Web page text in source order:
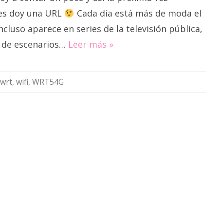
doy una URL
Cada día está más de moda el
aparece en series de la televisión pública,
escenarios… Leer más »
, wifi, WRT54G